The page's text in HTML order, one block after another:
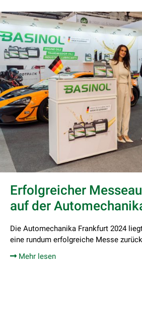
Erfolgreicher
auf der
Die Automechanika Frankfurt 2024
eine rundum erfolgreiche Messe
Mehr lesen